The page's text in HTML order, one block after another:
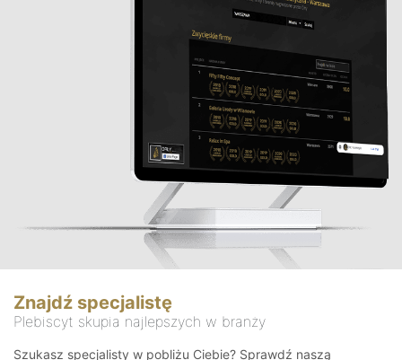
Znajdź specjalistę
Plebiscyt skupia najlepszych w branży
Szukasz specjalisty w pobliżu Ciebie? Sprawdź naszą